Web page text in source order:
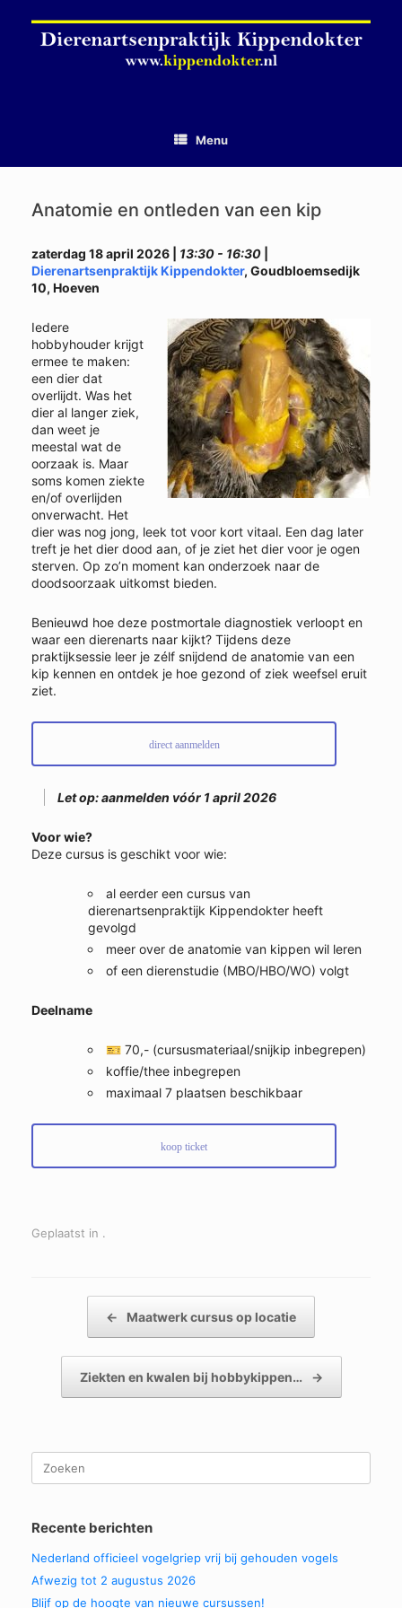
Menu
Anatomie en ontleden van een kip
zaterdag 18 april 2026 | 13:30 - 16:30
Dierenartsenpraktijk Kippendokter, Goudbloemsedijk
10, Hoeven
Iedere
hobbyhouder krijgt
ermee te maken:
een dier dat
overlijdt. Was het
dier al langer ziek,
dan weet je
meestal wat de
oorzaak is. Maar
soms komen ziekte
en/of overlijden
onverwacht. Het
dier was nog jong, leek tot voor kort vitaal. Een dag later
treft je het dier dood aan, of je ziet het dier voor je ogen
sterven. Op zo’n moment kan onderzoek naar de
doodsoorzaak uitkomst bieden.
Benieuwd hoe deze postmortale diagnostiek verloopt en
waar een dierenarts naar kijkt? Tijdens deze
praktijksessie leer je zélf snijdend de anatomie van een
kip kennen en ontdek je hoe gezond of ziek weefsel eruit
ziet.
direct aanmelden
Let op: aanmelden vóór 1 april 2026
Voor wie?
Deze cursus is geschikt voor wie:
al eerder een cursus van
dierenartsenpraktijk Kippendokter heeft
gevolgd
meer over de anatomie van kippen wil leren
of een dierenstudie (MBO/HBO/WO) volgt
Deelname
🎫 70,- (cursusmateriaal/snijkip inbegrepen)
koffie/thee inbegrepen
maximaal 7 plaatsen beschikbaar
koop ticket
Geplaatst in .
Bericht navigatie
← Maatwerk cursus op locatie
Ziekten en kwalen bij hobbykippen… →
naar:
Recente berichten
Nederland officieel vogelgriep vrij bij gehouden vogels
Afwezig tot 2 augustus 2026
Blijf op de hoogte van nieuwe cursussen!